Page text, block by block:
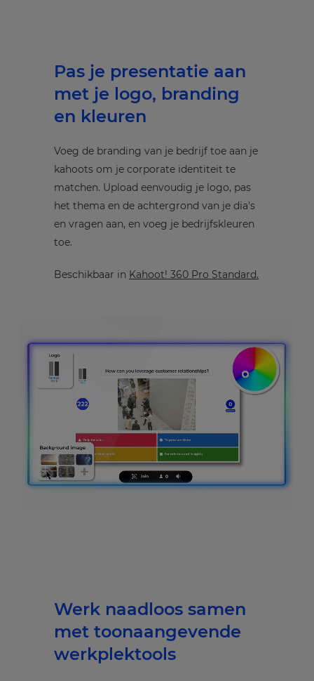
Pas je presentatie aan
met je logo, branding
en kleuren
Voeg de branding van je bedrijf toe aan je
kahoots om je corporate identiteit te
matchen. Upload eenvoudig je logo, pas
het thema en de achtergrond van je dia's
en vragen aan, en voeg je bedrijfskleuren
toe.
Beschikbaar in Kahoot! 360 Pro Standard.
Werk naadloos samen
met toonaangevende
werkplektools